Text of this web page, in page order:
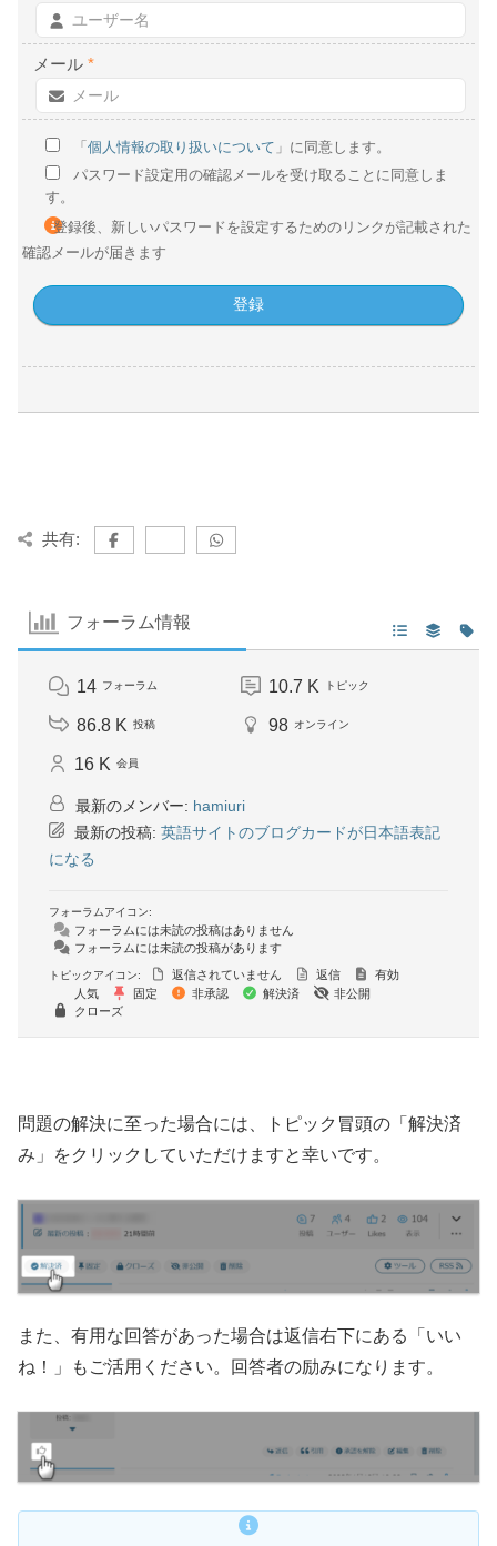
メール*
「個人情報の取り扱いについて 」に同意します。
パスワード設定用の確認メールを受け取ることに同意しま
す。
登録後、新しいパスワードを設定するためのリンクが記載された
確認メールが届きます
共有:
フォーラム情報
14 フォーラム 10.7 K トピック
86.8 K 投稿 98 オンライン
16 K 会員
最新のメンバー: hamiuri
最新の投稿: 英語サイトのブログカードが日本語表記
になる
フォーラムアイコン:
フォーラムには未読の投稿はありません
フォーラムには未読の投稿があります
トピックアイコン: 返信されていません 返信
有効
人気
固定 非承認 解決済
非公開
クローズ
問題の解決に至った場合には、トピック冒頭の「解決済
み」をクリックしていただけますと幸いです。
また、有用な回答があった場合は返信右下にある「いい
ね！」もご活用ください。回答者の励みになります。